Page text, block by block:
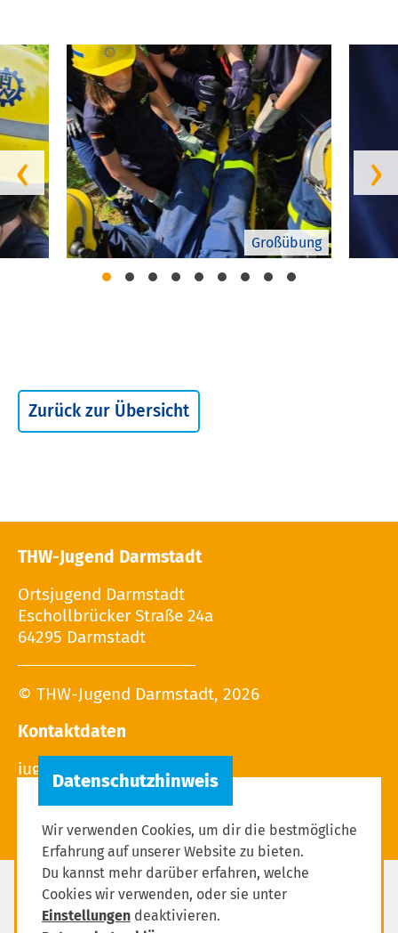
Großübung
‹ ›
Zurück zur Übersicht
THW-Jugend Darmstadt
Ortsjugend Darmstadt
Eschollbrücker Straße 24a
64295 Darmstadt
© THW-Jugend Darmstadt, 2026
Kontaktdaten
Impressum
Datenschutzerklärung
Wir verwenden Cookies, um dir die bestmögliche
Erfahrung auf unserer Website zu bieten.
Du kannst mehr darüber erfahren, welche
Cookies wir verwenden, oder sie unter
Einstellungen deaktivieren.